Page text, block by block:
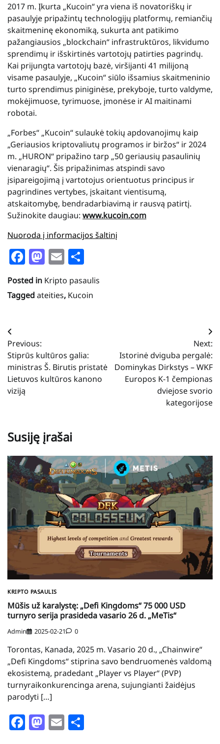
2017 m. Įkurta „Kucoin“ yra viena iš novatoriškų ir
pasaulyje pripažintų technologijų platformų, remiančių
skaitmeninę ekonomiką, sukurta ant patikimo
pažangiausios „blockchain“ infrastruktūros, likvidumo
sprendimų ir išskirtinės vartotojų patirties pagrindų.
Kai prijungta vartotojų bazė, viršijanti 41 milijoną
visame pasaulyje, „Kucoin“ siūlo išsamius skaitmeninio
turto sprendimus piniginėse, prekyboje, turto valdyme,
mokėjimuose, tyrimuose, įmonėse ir AI maitinami
robotai.
„Forbes“ „Kucoin“ sulaukė tokių apdovanojimų kaip
„Geriausios kriptovaliutų programos ir biržos“ ir 2024
m. „HURON“ pripažino tarp „50 geriausių pasaulinių
vienaragių“. Šis pripažinimas atspindi savo
įsipareigojimą į vartotojus orientuotus principus ir
pagrindines vertybes, įskaitant vientisumą,
atskaitomybę, bendradarbiavimą ir rausvą patirtį.
Sužinokite daugiau: www.kucoin.com
Nuoroda į informacijos šaltinį
Facebook
Mastodon
Email
Posted in Kripto pasaulis
Taggedateities, Kucoin
Navigacija
tarp
įrašų
Previous:
Stiprūs kultūros galia:
ministras Š. Birutis pristatė
Lietuvos kultūros kanono
viziją
Next:
Istorinė dviguba pergalė:
Dominykas Dirkstys – WKF
Europos K-1 čempionas
dviejose svorio
kategorijose
Susiję įrašai
KRIPTO PASAULIS
Mūšis už karalystę: „Defi Kingdoms“ 75 000 USD
turnyro serija prasideda vasario 26 d. „MeTis“
Admin 2025-02-21 0
Torontas, Kanada, 2025 m. Vasario 20 d., „Chainwire“
„Defi Kingdoms“ stiprina savo bendruomenės valdomą
ekosistemą, pradedant „Player vs Player“ (PVP)
turnyraikonkurencinga arena, sujungianti žaidėjus
parodyti […]
Facebook
Mastodon
Email